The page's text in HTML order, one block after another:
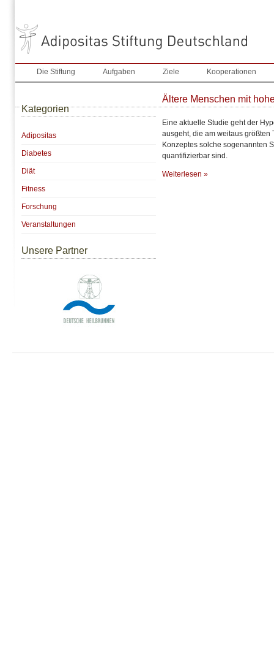
Die Stiftung Aufgaben Ziele Kooperationen
Kategorien
Adipositas
Diabetes
Diät
Fitness
Forschung
Veranstaltungen
Unsere Partner
Ältere Menschen mit
Eine aktuelle Studie geht der
ausgeht, die am weitaus größten
Konzeptes solche sogenannten
quantifizierbar sind.
Weiterlesen »